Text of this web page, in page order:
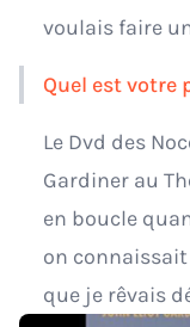
voulais faire
Quel est votre
Le Dvd des
Gardiner au
en boucle
on
que je rêvais